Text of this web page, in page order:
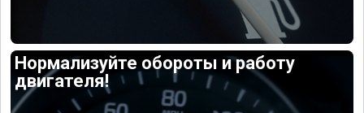
Нормализуйте обороты и работу
двигателя!